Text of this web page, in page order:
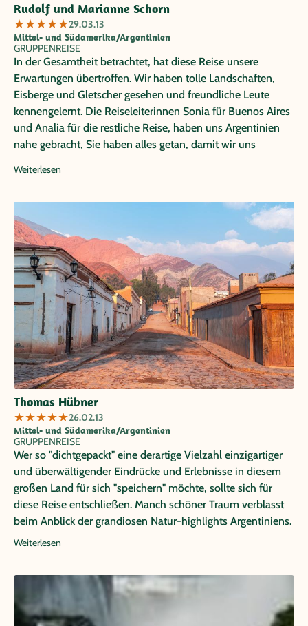
Rudolf und Marianne Schorn
★★★★★29.03.13
Mittel- und Südamerika/Argentinien
GRUPPENREISE
In der Gesamtheit betrachtet, hat diese Reise unsere
Erwartungen übertroffen. Wir haben tolle Landschaften,
Eisberge und Gletscher gesehen und freundliche Leute
kennengelernt. Die Reiseleiterinnen Sonia für Buenos Aires
und Analia für die restliche Reise, haben uns Argentinien
nahe gebracht, Sie haben alles getan, damit wir uns
Danke, Ein Dank auch an die anderen örtlichen Reiseleiter,
Weiterlesen
Thomas Hübner
★★★★★26.02.13
Mittel- und Südamerika/Argentinien
GRUPPENREISE
Wer so "dichtgepackt" eine derartige Vielzahl einzigartiger
und überwältigender Eindrücke und Erlebnisse in diesem
großen Land für sich "speichern" möchte, sollte sich für
diese Reise entschließen. Manch schöner Traum verblasst
beim Anblick der grandiosen Natur-highlights Argentiniens.
Weiterlesen